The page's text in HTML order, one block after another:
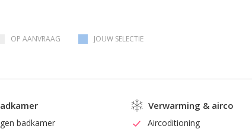
OP AANVRAAG JOUW SELECTIE
badkamer
Verwarming & airco
Aircoditioning